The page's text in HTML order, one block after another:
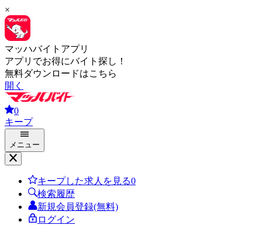
×
マッハバイトアプリ
アプリでお得にバイト探し！
無料ダウンロードはこちら
開く
0
キープ
メニュー
キープした求人を見る0
検索履歴
新規会員登録(無料)
ログイン